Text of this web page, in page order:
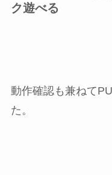
ク遊べる
動作確認も兼ねて
た。